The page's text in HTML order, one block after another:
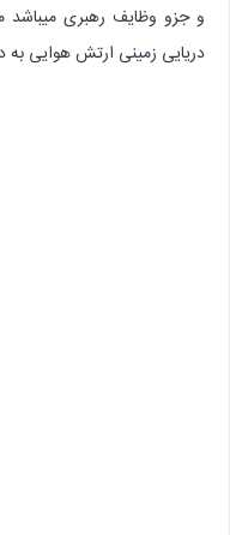
و جزو وظایف رهبری میباشد
دریایی زمینی ارتش هوایی